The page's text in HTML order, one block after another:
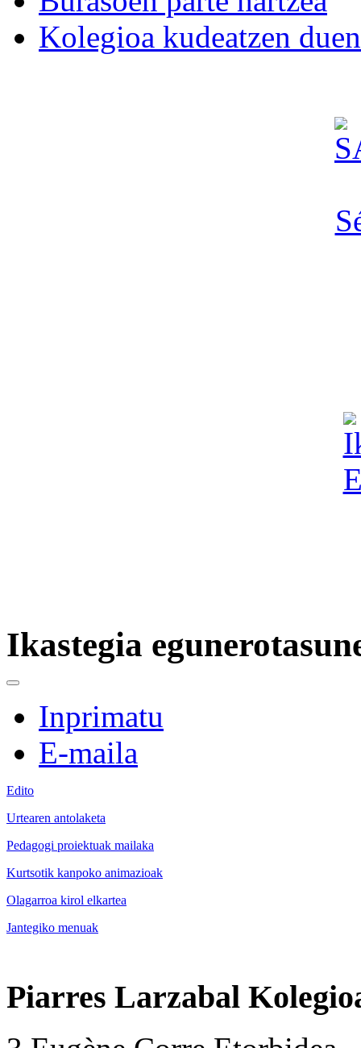
Kolegioa kudeatzen
Ikastegia
Inprimatu
E-maila
Edito
Urtearen antolaketa
Pedagogi proiektuak mailaka
Kurtsotik kanpoko animazioak
Olagarroa kirol elkartea
Jantegiko menuak
Piarres Larzabal